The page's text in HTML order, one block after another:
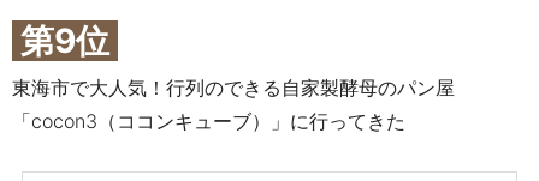
第9位
東海市で大人気！行列のできる自家製酵母のパン屋
「cocon3（ココンキューブ）」に行ってきた